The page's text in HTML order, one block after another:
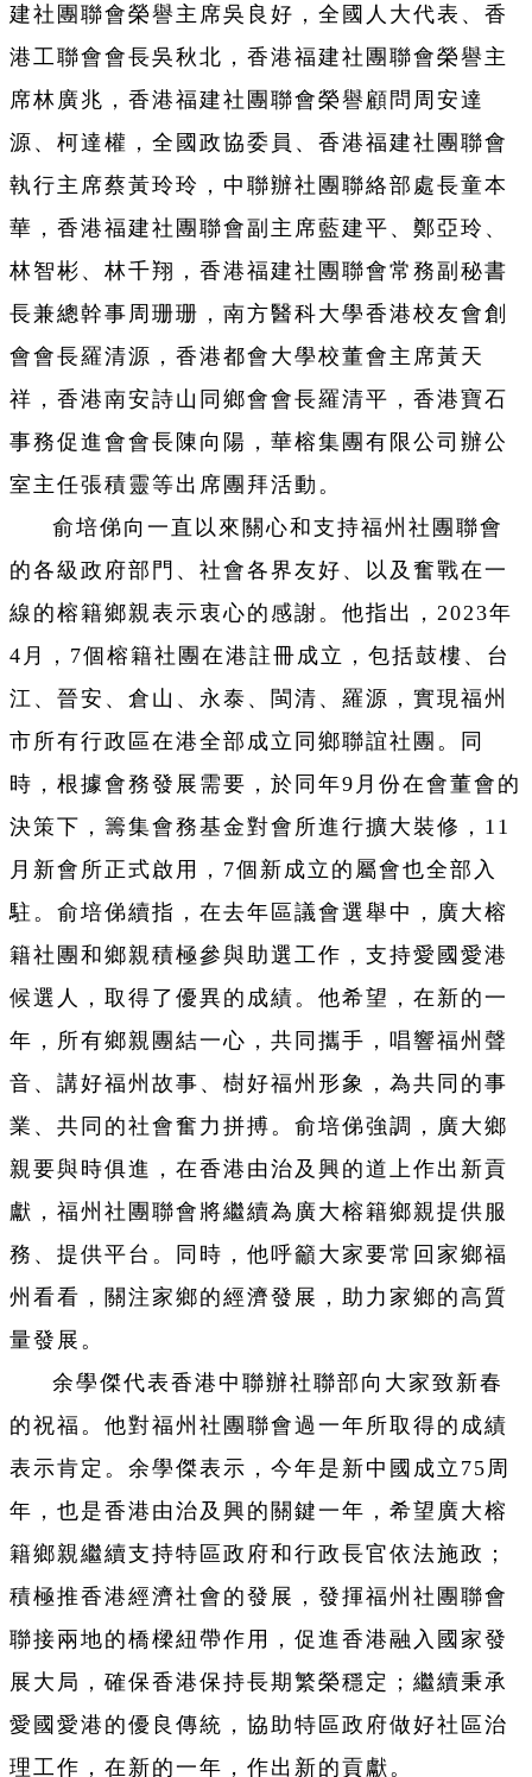
建社團聯會榮譽主席吳良好，全國人大代表、香
港工聯會會長吳秋北，香港福建社團聯會榮譽主
席林廣兆，香港福建社團聯會榮譽顧問周安達
源、柯達權，全國政協委員、香港福建社團聯會
執行主席蔡黃玲玲，中聯辦社團聯絡部處長童本
華，香港福建社團聯會副主席藍建平、鄭亞玲、
林智彬、林千翔，香港福建社團聯會常務副秘書
長兼總幹事周珊珊，南方醫科大學香港校友會創
會會長羅清源，香港都會大學校董會主席黃天
祥，香港南安詩山同鄉會會長羅清平，香港寶石
事務促進會會長陳向陽，華榕集團有限公司辦公
室主任張積靈等出席團拜活動。
俞培俤向一直以來關心和支持福州社團聯會
的各級政府部門、社會各界友好、以及奮戰在一
線的榕籍鄉親表示衷心的感謝。他指出，2023年
4月，7個榕籍社團在港註冊成立，包括鼓樓、台
江、晉安、倉山、永泰、閩清、羅源，實現福州
市所有行政區在港全部成立同鄉聯誼社團。同
時，根據會務發展需要，於同年9月份在會董會的
決策下，籌集會務基金對會所進行擴大裝修，11
月新會所正式啟用，7個新成立的屬會也全部入
駐。俞培俤續指，在去年區議會選舉中，廣大榕
籍社團和鄉親積極參與助選工作，支持愛國愛港
候選人，取得了優異的成績。他希望，在新的一
年，所有鄉親團結一心，共同攜手，唱響福州聲
音、講好福州故事、樹好福州形象，為共同的事
業、共同的社會奮力拼搏。俞培俤強調，廣大鄉
親要與時俱進，在香港由治及興的道上作出新貢
獻，福州社團聯會將繼續為廣大榕籍鄉親提供服
務、提供平台。同時，他呼籲大家要常回家鄉福
州看看，關注家鄉的經濟發展，助力家鄉的高質
量發展。
余學傑代表香港中聯辦社聯部向大家致新春
的祝福。他對福州社團聯會過一年所取得的成績
表示肯定。余學傑表示，今年是新中國成立75周
年，也是香港由治及興的關鍵一年，希望廣大榕
籍鄉親繼續支持特區政府和行政長官依法施政；
積極推香港經濟社會的發展，發揮福州社團聯會
聯接兩地的橋樑紐帶作用，促進香港融入國家發
展大局，確保香港保持長期繁榮穩定；繼續秉承
愛國愛港的優良傳統，協助特區政府做好社區治
理工作，在新的一年，作出新的貢獻。